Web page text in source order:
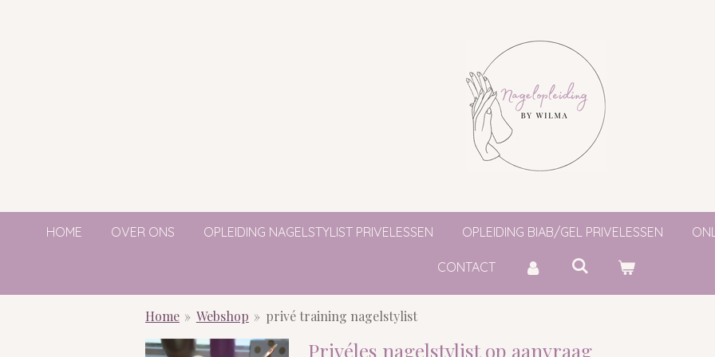
HOME OVER ONS OPLEIDING NAGELSTYLIST PRIVELESSEN OPLEIDING BIAB/GEL PRIVELESSEN
CONTACT
Home » Webshop » privé training nagelstylist
Privéles nagelstylist op aanvraag